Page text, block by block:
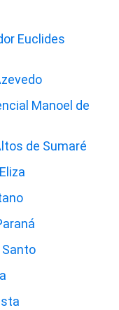
Euclides
Manoel de
de Sumaré